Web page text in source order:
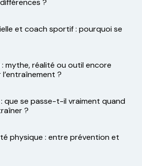
et coach sportif : pourquoi se
mythe, réalité ou outil encore
?
que se passe-t-il vraiment quand
?
physique : entre prévention et